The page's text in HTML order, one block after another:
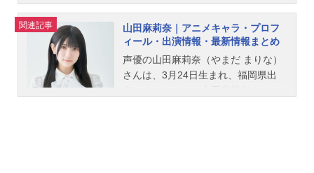
ピスラズリ王国の王太子・ハルトナ
イツ殿下と結婚し王妃となる……は
ずだったけれど……。ティアラロー
ズは思い出します。乙女ゲーム『ラ
ピスラズリの指輪』に夢中だった、
関連記事
山田麻莉奈｜アニメキャラ・プロフ
ィール・出演情報・最新情報まとめ
声優の山田麻莉奈（やまだ まりな）
さんは、3月24日生まれ、福岡県出